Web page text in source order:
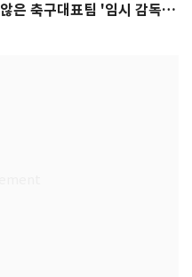
않은 축구대표팀 '임시 감독'